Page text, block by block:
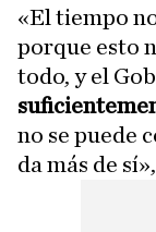
«El tiempo
porque esto
todo, y el
no se puede
da más de